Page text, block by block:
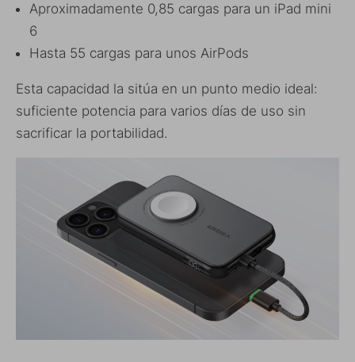
Aproximadamente 0,85 cargas para un iPad mini
6
Hasta 55 cargas para unos AirPods
Esta capacidad la sitúa en un punto medio ideal:
suficiente potencia para varios días de uso sin
sacrificar la portabilidad.